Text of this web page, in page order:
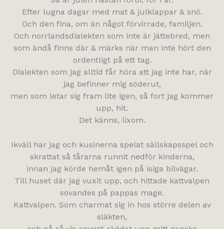
Efter lugna dagar med mat & julklappar & snö.
Och den fina, om än något förvirrade, familjen.
Och norrlandsdialekten som inte är jättebred, men
som ändå finns där & märks när man inte hört den
ordentligt på ett tag.
Dialekten som jag alltid får höra att jag inte har, när
jag befinner mig söderut,
men som letar sig fram lite igen, så fort jag kommer
upp, hit.
Det känns, lixom.
Ikväll har jag och kusinerna spelat sällskapsspel och
skrattat så tårarna runnit nedför kinderna,
innan jag körde hemåt igen på isiga bilvägar.
Till huset där jag vuxit upp, och hittade kattvalpen
sovandes på pappas mage.
Kattvalpen. Som charmat sig in hos större delen av
släkten,